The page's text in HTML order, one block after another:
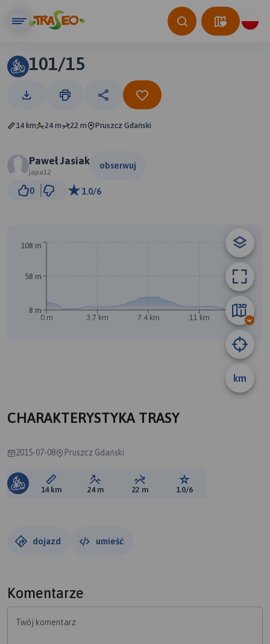
101/15
14 km 24 m 22 m Pruszcz Gdański
Paweł Jasiak
japa12
obserwuj
0 1.0/6
km
0 m 3.7 km 7.4 km 11 km 14 km
8 m
58 m
108 m
CHARAKTERYSTYKA TRASY
2015-07-08 Pruszcz Gdański
Długość trasy:
14 km Suma przewyższeń:
24 m Suma spadków:
22 m Ocena trasy:
1.0/6
dojazd umieść
Komentarze
Twój komentarz